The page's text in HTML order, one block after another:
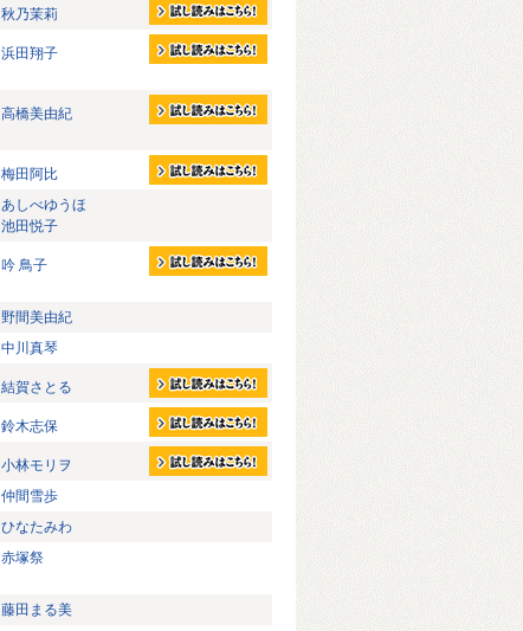
秋乃茉莉
浜田翔子
高橋美由紀
梅田阿比
あしべゆうほ
池田悦子
吟 鳥子
野間美由紀
中川真琴
結賀さとる
鈴木志保
小林モリヲ
仲間雪歩
ひなたみわ
赤塚祭
藤田まる美